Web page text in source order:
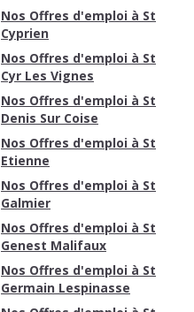
Nos Offres d'emploi à St
Cyprien
Nos Offres d'emploi à St
Cyr Les Vignes
Nos Offres d'emploi à St
Denis Sur Coise
Nos Offres d'emploi à St
Etienne
Nos Offres d'emploi à St
Galmier
Nos Offres d'emploi à St
Genest Malifaux
Nos Offres d'emploi à St
Germain Lespinasse